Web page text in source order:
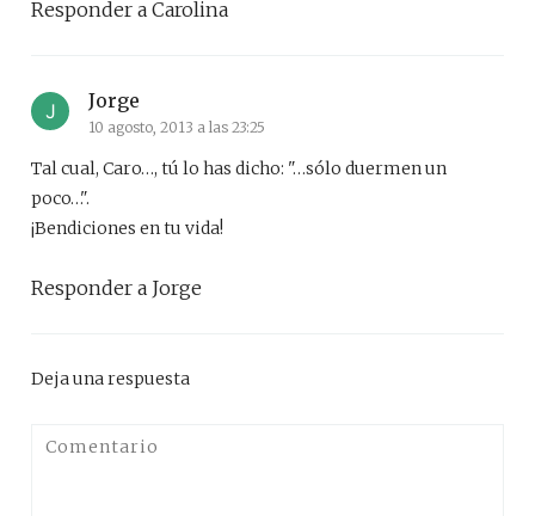
Responder a Carolina
Jorge
10 agosto, 2013 a las 23:25
Tal cual, Caro…, tú lo has dicho: "…sólo duermen un
poco…".
¡Bendiciones en tu vida!
Responder a Jorge
Deja una respuesta